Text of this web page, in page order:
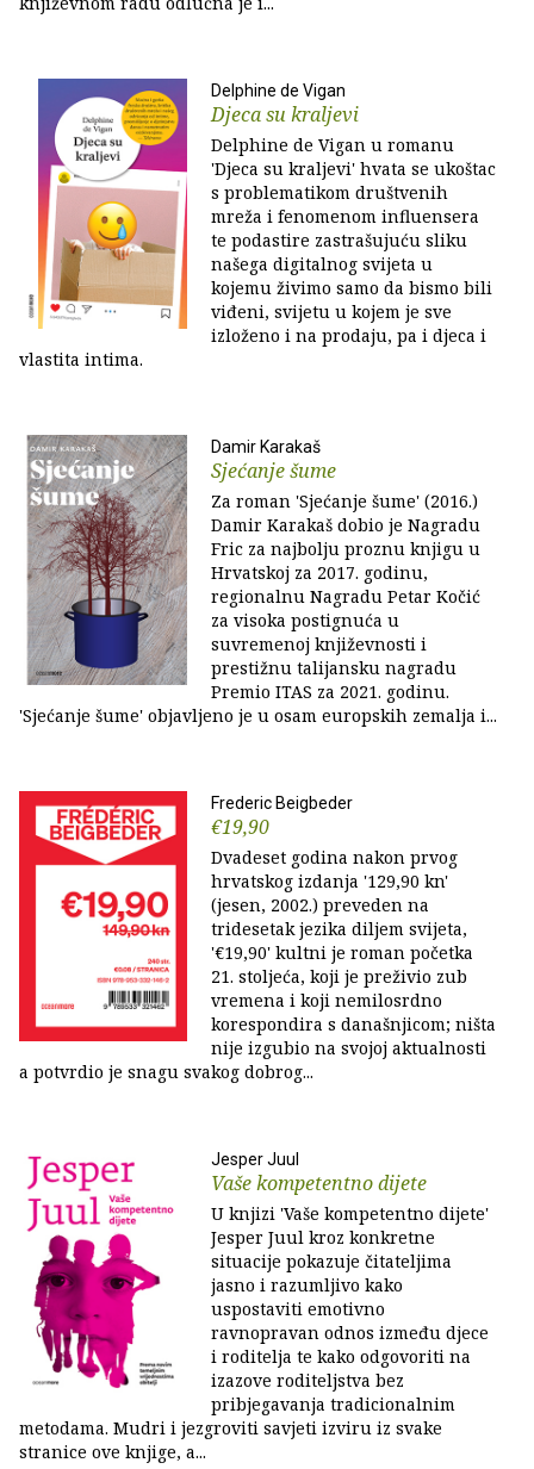
Delphine de Vigan
Djeca su kraljevi
Delphine de Vigan u romanu
'Djeca su kraljevi' hvata se ukoštac
s problematikom društvenih
mreža i fenomenom influensera
te podastire zastrašujuću sliku
našega digitalnog svijeta u
kojemu živimo samo da bismo bili
viđeni, svijetu u kojem je sve
izloženo i na prodaju, pa i djeca i
vlastita intima.
Damir Karakaš
Sjećanje šume
Za roman 'Sjećanje šume' (2016.)
Damir Karakaš dobio je Nagradu
Fric za najbolju proznu knjigu u
Hrvatskoj za 2017. godinu,
regionalnu Nagradu Petar Kočić
za visoka postignuća u
suvremenoj književnosti i
prestižnu talijansku nagradu
Premio ITAS za 2021. godinu.
'Sjećanje šume' objavljeno je u osam europskih zemalja i...
Frederic Beigbeder
€19,90
Dvadeset godina nakon prvog
hrvatskog izdanja '129,90 kn'
(jesen, 2002.) preveden na
tridesetak jezika diljem svijeta,
'€19,90' kultni je roman početka
21. stoljeća, koji je preživio zub
vremena i koji nemilosrdno
korespondira s današnjicom; ništa
nije izgubio na svojoj aktualnosti
a potvrdio je snagu svakog dobrog...
Jesper Juul
Vaše kompetentno dijete
U knjizi 'Vaše kompetentno dijete'
Jesper Juul kroz konkretne
situacije pokazuje čitateljima
jasno i razumljivo kako
uspostaviti emotivno
ravnopravan odnos između djece
i roditelja te kako odgovoriti na
izazove roditeljstva bez
pribjegavanja tradicionalnim
metodama. Mudri i jezgroviti savjeti izviru iz svake
stranice ove knjige, a...